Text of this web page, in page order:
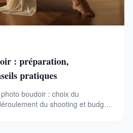
: préparation,
pratiques
boudoir : choix du
du shooting et budget.